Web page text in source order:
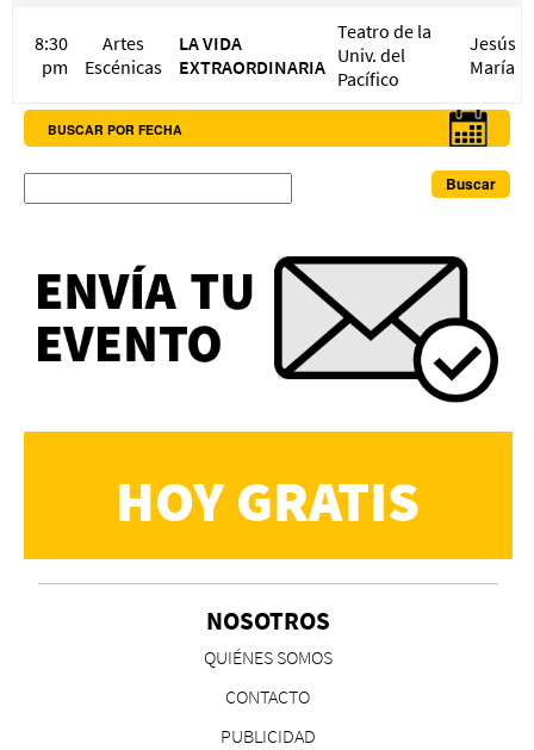
8:30
pm
Artes
Escénicas
LA VIDA
EXTRAORDINARIA
Teatro de la
Univ. del
Pacífico
Jesús
María
BUSCAR POR FECHA
HOY GRATIS
NOSOTROS
QUIÉNES SOMOS
CONTACTO
PUBLICIDAD